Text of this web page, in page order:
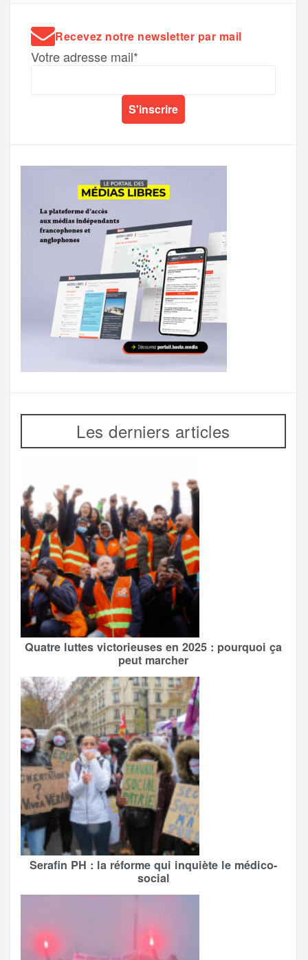
Recevez notre newsletter par mail
Votre adresse mail*
Les derniers articles
Quatre luttes victorieuses en 2025 : pourquoi ça
peut marcher
Serafin PH : la réforme qui inquiète le médico-
social